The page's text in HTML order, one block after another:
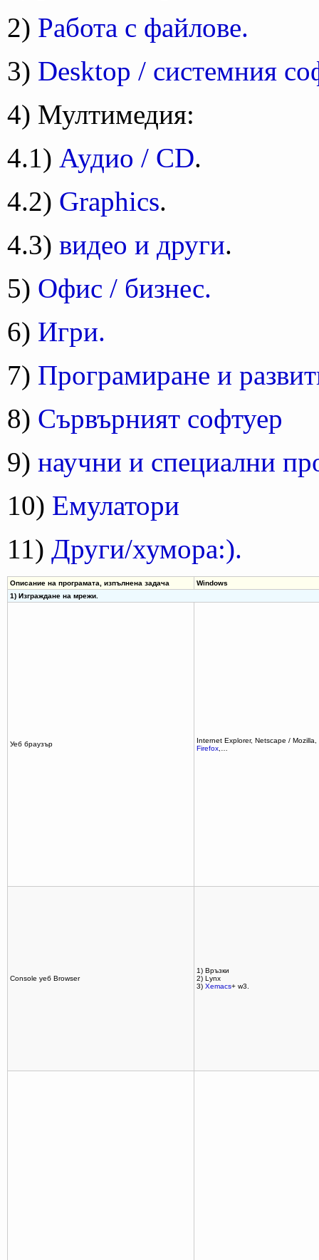
2) Работа с файлове.
3) Desktop / системния
4) Мултимедия:
4.1) Аудио / CD.
4.2) Graphics.
4.3) видео и други.
5) Офис / бизнес.
6) Игри.
7) Програмиране и
8) Сървърният софтуер
9) научни и специални
10) Емулатори
11) Други/хумора:).
Описание на програмата, изпълнена задача
Windows
1) Изграждане на мрежи.
Уеб браузър
Internet Explorer, Netscape / Mozilla,
Firefox
Console уеб Browser
1) Връзки
2) Lynx
3) Xemacs+ w3.